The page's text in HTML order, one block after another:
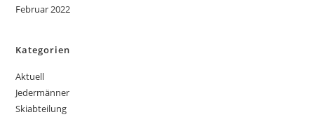
Februar 2022
Kategorien
Aktuell
Jedermänner
Skiabteilung